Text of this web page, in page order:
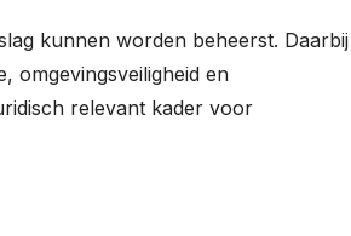
kunnen worden beheerst. Daarbij
omgevingsveiligheid en
relevant kader voor